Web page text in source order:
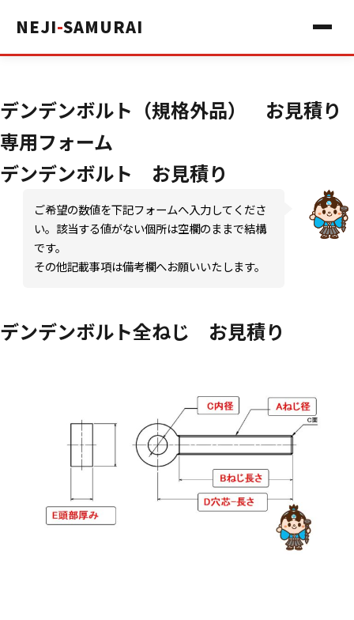
NEJI-SAMURAI
デンデンボルト（規格外品） お見積り
専用フォーム
デンデンボルト お見積り
ご希望の数値を下記フォームへ入力してくださ
い。該当する値がない個所は空欄のままで結構
です。
その他記載事項は備考欄へお願いいたします。
デンデンボルト全ねじ お見積り